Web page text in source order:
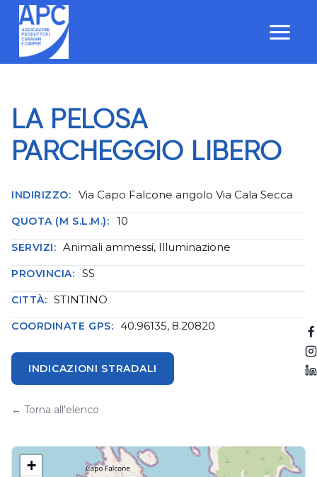
Salta
contenuto
LA PELOSA
PARCHEGGIO LIBERO
INDIRIZZO: Via Capo Falcone angolo Via Cala Secca
QUOTA (M S.L.M.): 10
SERVIZI: Animali ammessi, Illuminazione
PROVINCIA: SS
CITTÀ: STINTINO
COORDINATE GPS: 40.96135, 8.20820
INDICAZIONI STRADALI
← Torna all'elenco
+